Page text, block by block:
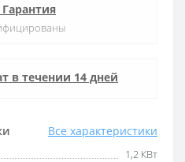
Все характеристики
1,2 КВт
в течении 14 дней